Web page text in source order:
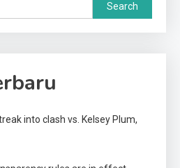
Search
into clash vs. Kelsey Plum,